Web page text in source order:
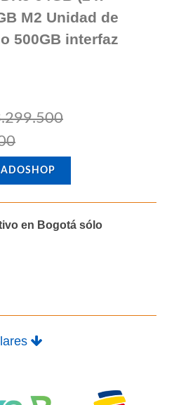
64GB (2 x
M2 Unidad de
500GB interfaz
en Bogotá sólo